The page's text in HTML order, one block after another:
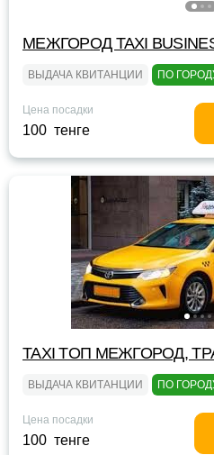
МЕЖГОРОД TAXI
ВЫДАЧА КВИТАНЦИИ ПО
Цена посадки
100 тенге
TAXI TOП МЕЖГОРОД,
ВЫДАЧА КВИТАНЦИИ ПО
Цена посадки
100 тенге